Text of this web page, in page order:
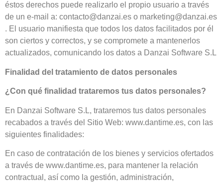
éstos derechos puede realizarlo el propio usuario a través
de un e-mail a: contacto@danzai.es o marketing@danzai.es
. El usuario manifiesta que todos los datos facilitados por él
son ciertos y correctos, y se compromete a mantenerlos
actualizados, comunicando los datos a Danzai Software S.L
Finalidad del tratamiento de datos personales
¿Con qué finalidad trataremos tus datos personales?
En Danzai Software S.L, trataremos tus datos personales
recabados a través del Sitio Web: www.dantime.es, con las
siguientes finalidades:
En caso de contratación de los bienes y servicios ofertados
a través de www.dantime.es, para mantener la relación
contractual, así como la gestión, administración,